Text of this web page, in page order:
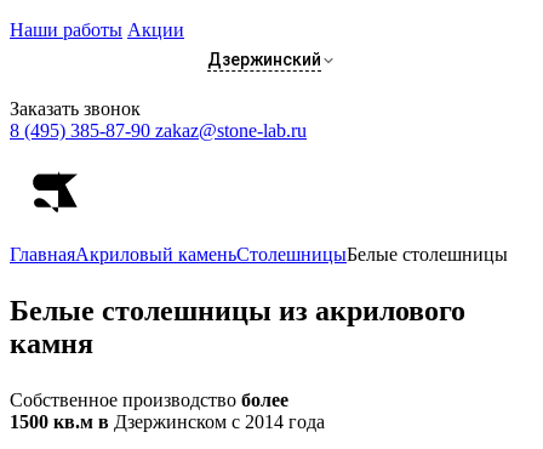
Наши работы Акции
Дзержинский
Заказать звонок
8 (495) 385-87-90 zakaz@stone-lab.ru
ГлавнаяАкриловый каменьСтолешницыБелые столешницы
Белые столешницы из акрилового
камня
Собственное производство более
1500 кв.м в Дзержинском с 2014 года